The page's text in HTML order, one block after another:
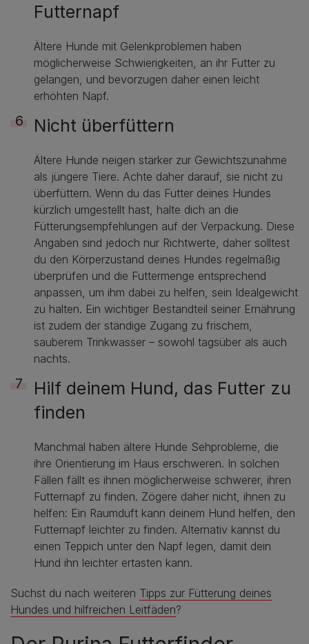
Futternapf
Ältere Hunde mit Gelenkproblemen haben
möglicherweise Schwierigkeiten, an ihr Futter zu
gelangen, und bevorzugen daher einen leicht
erhöhten Napf.
Nicht überfüttern
Ältere Hunde neigen stärker zur Gewichtszunahme
als jüngere Tiere. Achte daher darauf, sie nicht zu
überfüttern. Wenn du das Futter deines Hundes
kürzlich umgestellt hast, halte dich an die
Fütterungsempfehlungen auf der Verpackung. Diese
Angaben sind jedoch nur Richtwerte, daher solltest
du den Körperzustand deines Hundes regelmäßig
überprüfen und die Futtermenge entsprechend
anpassen, um ihm dabei zu helfen, sein Idealgewicht
zu halten. Ein wichtiger Bestandteil seiner Ernährung
ist zudem der ständige Zugang zu frischem,
sauberem Trinkwasser – sowohl tagsüber als auch
nachts.
Hilf deinem Hund, das Futter zu
finden
Manchmal haben ältere Hunde Sehprobleme, die
ihre Orientierung im Haus erschweren. In solchen
Fällen fällt es ihnen möglicherweise schwerer, ihren
Futternapf zu finden. Zögere daher nicht, ihnen zu
helfen: Ein Raumduft kann deinem Hund helfen, den
Futternapf leichter zu finden. Alternativ kannst du
einen Teppich unter den Napf legen, damit dein
Hund ihn leichter ertasten kann.
Suchst du nach weiteren Tipps zur Fütterung deines
Hundes und hilfreichen Leitfäden?